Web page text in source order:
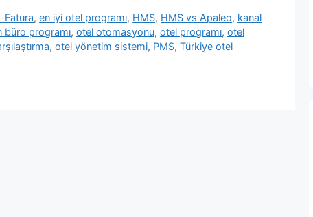
Fatura,en iyi otel programı, HMS, HMS vs Apaleo, kanal
büro programı, otel otomasyonu, otel programı, otel
, otel yönetim sistemi, PMS, Türkiye otel